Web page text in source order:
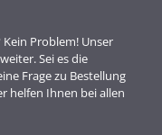
Problem! Unser
Sei es die
Frage zu Bestellung
helfen Ihnen bei allen